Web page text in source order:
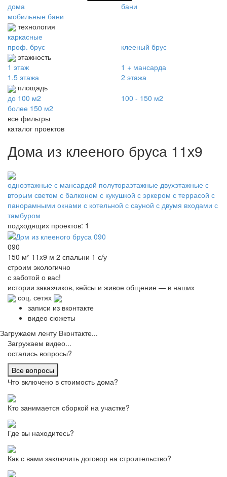
дома
бани
мобильные бани
технология
каркасные
проф. брус
клееный брус
этажность
1 этаж
1 + мансарда
1.5 этажа
2 этажа
площадь
до 100 м2
100 - 150 м2
более 150 м2
все фильтры
каталог проектов
Дома из клееного бруса 11х9
одноэтажные с мансардой полутораэтажные двухэтажные с
вторым светом с балконом с кукушкой с эркером с террасой с
панорамными окнами с котельной с сауной с двумя входами с
тамбуром
подходящих проектов: 1
090
150 м² 11x9 м 2 спальни 1 с/у
строим экологично
с заботой о вас!
истории заказчиков, кейсы и живое общение — в наших
соц. сетях
записи из вконтакте
видео сюжеты
Загружаем ленту Вконтакте...
Загружаем видео...
остались вопросы?
Все вопросы
Что включено в стоимость дома?
Кто занимается сборкой на участке?
Где вы находитесь?
Как с вами заключить договор на строительство?